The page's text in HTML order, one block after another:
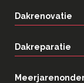
Dakrenovatie
Dakreparatie